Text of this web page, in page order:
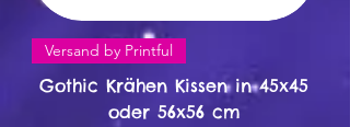
Versand by Printful
Gothic Krähen Kissen in 45x45
oder 56x56 cm